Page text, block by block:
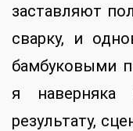
заставляют
сварку, и
бамбуковыми
я
результату,